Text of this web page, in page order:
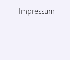
Impressum